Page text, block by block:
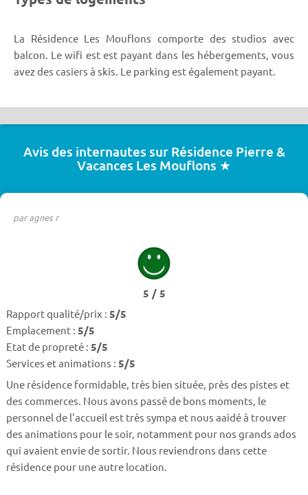
La Résidence Les Mouflons comporte des studios avec
balcon. Le wifi est est payant dans les hébergements, vous
avez des casiers à skis. Le parking est également payant.
Avis des internautes sur Résidence Pierre &
Vacances Les Mouflons ★
par agnes r
5 / 5
Rapport qualité/prix : 5/5
Emplacement : 5/5
Etat de propreté : 5/5
Services et animations : 5/5
Une résidence formidable, très bien située, près des pistes et
des commerces. Nous avons passé de bons moments, le
personnel de l'accueil est très sympa et nous aaidé à trouver
des animations pour le soir, notamment pour nos grands ados
qui avaient envie de sortir. Nous reviendrons dans cette
résidence pour une autre location.